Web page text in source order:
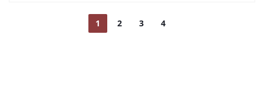
1 2 3 4